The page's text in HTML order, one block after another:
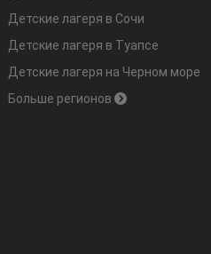
Детские лагеря в Сочи
Детские лагеря в Туапсе
Детские лагеря на Черном море
Больше регионов